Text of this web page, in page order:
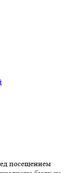
посещением